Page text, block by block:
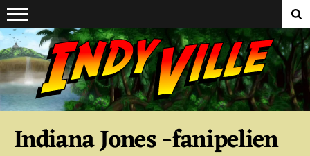
Suoraan sisältöön
Indiana Jones -fanipelien